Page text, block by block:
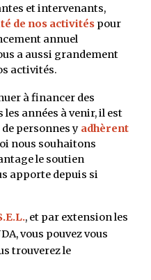
et intervenants,
de nos activités pour
annuel
a aussi grandement
activités.
à financer des
années à venir, il est
personnes y adhèrent
nous souhaitons
le soutien
apporte depuis si
, et par extension les
vous pouvez vous
trouverez le